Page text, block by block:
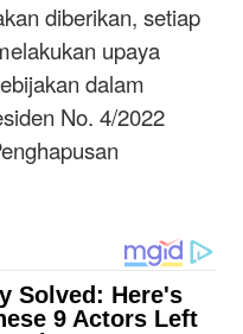
diberikan, setiap
upaya
dalam
No. 4/2022